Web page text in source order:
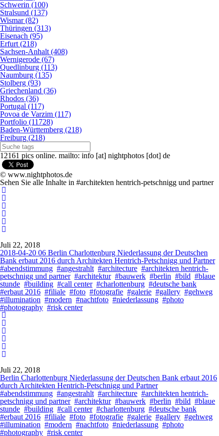
Schwerin (100)
Stralsund (137)
Wismar (82)
Thüringen (313)
Eisenach (95)
Erfurt (218)
Sachsen-Anhalt (408)
Wernigerode (67)
Quedlinburg (113)
Naumburg (135)
Stolberg (93)
Griechenland (36)
Rhodos (36)
Portugal (117)
Povoa de Varzim (117)
Portfolio (11728)
Baden-Württemberg (218)
Freiburg (218)
12161 pics online. mailto: info [at] nightphotos [dot] de
© www.nightphotos.de
Sehen Sie alle Inhalte in #architekten hentrich-petschnigg und partner
Juli 22, 2018
2018-04-20 06 Berlin Charlottenburg Niederlassung der Deutschen
Bank erbaut 2016 durch Architekten Hentrich-Petschnigg und Partner
#abendstimmung #angestrahlt #architecture #architekten hentrich-
petschnigg und partner #architektur #bauwerk #berlin #bild #blaue
stunde #building #call center #charlottenburg #deutsche bank
#erbaut 2016 #filiale #foto #fotografie #galerie #gallery #gehweg
#illumination #modern #nachtfoto #niederlassung #photo
#photography #risk center
Juli 22, 2018
Berlin Charlottenburg Niederlassung der Deutschen Bank erbaut 2016
durch Architekten Hentrich-Petschnigg und Partner
#abendstimmung #angestrahlt #architecture #architekten hentrich-
petschnigg und partner #architektur #bauwerk #berlin #bild #blaue
stunde #building #call center #charlottenburg #deutsche bank
#erbaut 2016 #filiale #foto #fotografie #galerie #gallery #gehweg
#illumination #modern #nachtfoto #niederlassung #photo
#photography #risk center